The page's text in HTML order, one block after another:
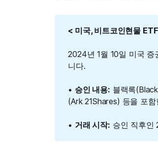
< 미국, 비트코인현물
2024년 1월 10일 미국 증
니다.
• 승인 내용: 블랙록
(Ark 21Shares) 등을 포
• 거래 시작: 승인 직후인